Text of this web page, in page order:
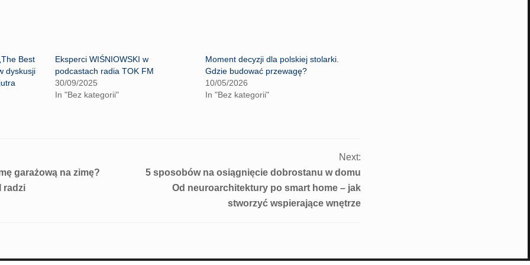
Best
dyskusji
Eksperci WIŚNIOWSKI w
podcastach radia TOK FM
30/09/2025
In "Bez kategorii"
Moment decyzji dla polskiej stolarki.
Gdzie budować przewagę?
10/05/2026
In "Bez kategorii"
garażową na zimę?
radzi
Next:
5 sposobów na osiągnięcie dobrostanu w domu
Od neuroarchitektury po smart home – jak
stworzyć wspierające wnętrze